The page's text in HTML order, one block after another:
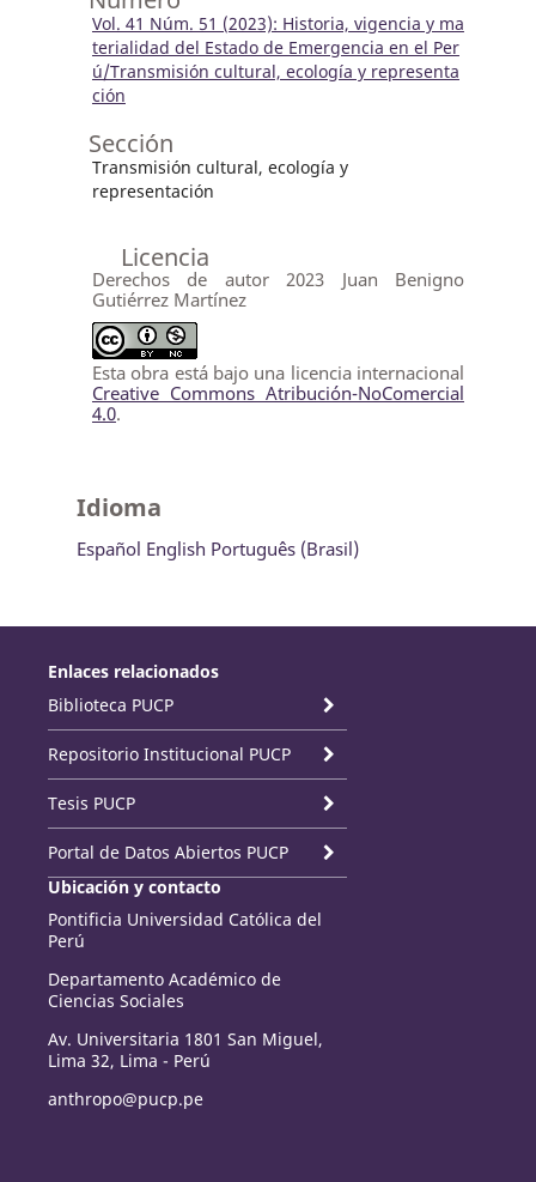
Vol. 41 Núm. 51 (2023): Historia, vigencia y ma
terialidad del Estado de Emergencia en el Per
ú/Transmisión cultural, ecología y representa
ción
Sección
Transmisión cultural, ecología y
representación
Licencia
Derechos de autor 2023 Juan Benigno
Gutiérrez Martínez
Esta obra está bajo una licencia internacional
Creative Commons Atribución-NoComercial
4.0.
Idioma
Español English Português (Brasil)
Enlaces relacionados
Biblioteca PUCP
Repositorio Institucional PUCP
Tesis PUCP
Portal de Datos Abiertos PUCP
Ubicación y contacto
Pontificia Universidad Católica del
Perú
Departamento Académico de
Ciencias Sociales
Av. Universitaria 1801 San Miguel,
Lima 32, Lima - Perú
anthropo@pucp.pe